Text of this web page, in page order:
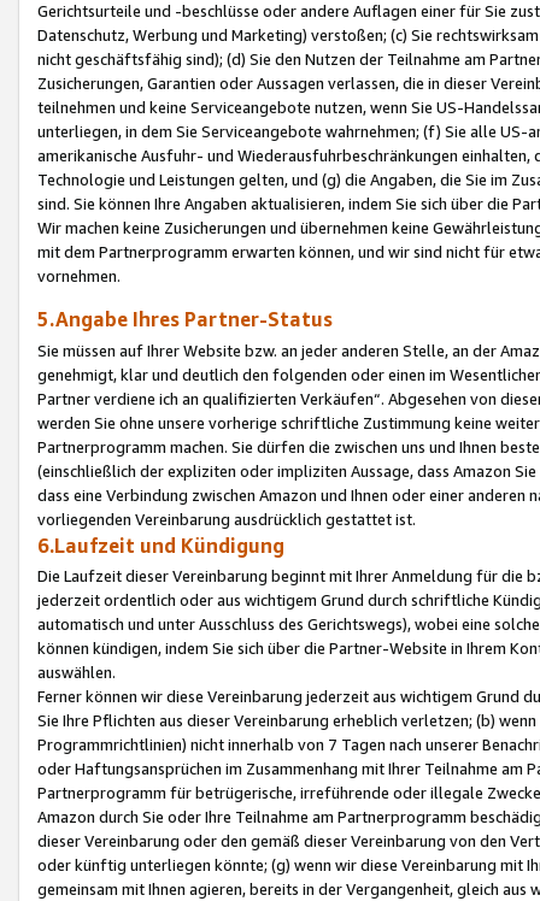
Gerichtsurteile und -beschlüsse oder andere Auflagen einer für Sie
Datenschutz, Werbung und Marketing) verstoßen; (c) Sie
nicht geschäftsfähig sind); (d) Sie den Nutzen der Teilnahme am
Zusicherungen, Garantien oder Aussagen verlassen, die in dieser
teilnehmen und keine Serviceangebote nutzen, wenn Sie US-
unterliegen, in dem Sie Serviceangebote wahrnehmen; (f) Sie alle
amerikanische Ausfuhr- und Wiederausfuhrbeschränkungen
Technologie und Leistungen gelten, und (g) die Angaben, die Sie im
sind. Sie können Ihre Angaben aktualisieren, indem Sie sich über die
Wir machen keine Zusicherungen und übernehmen keine
mit dem Partnerprogramm erwarten können, und wir sind nicht für
vornehmen.
5.Angabe Ihres Partner-Status
Sie müssen auf Ihrer Website bzw. an jeder anderen Stelle, an der
genehmigt, klar und deutlich den folgenden oder einen im
Partner verdiene ich an qualifizierten Verkäufen“. Abgesehen von
werden Sie ohne unsere vorherige schriftliche Zustimmung keine
Partnerprogramm machen. Sie dürfen die zwischen uns und Ihnen
(einschließlich der expliziten oder impliziten Aussage, dass Amazon
dass eine Verbindung zwischen Amazon und Ihnen oder einer
vorliegenden Vereinbarung ausdrücklich gestattet ist.
6.Laufzeit und Kündigung
Die Laufzeit dieser Vereinbarung beginnt mit Ihrer Anmeldung für die
jederzeit ordentlich oder aus wichtigem Grund durch schriftliche
automatisch und unter Ausschluss des Gerichtswegs), wobei eine
können kündigen, indem Sie sich über die Partner-Website in Ihrem
auswählen.
Ferner können wir diese Vereinbarung jederzeit aus wichtigem Grund
Sie Ihre Pflichten aus dieser Vereinbarung erheblich verletzen; (b)
Programmrichtlinien) nicht innerhalb von 7 Tagen nach unserer
oder Haftungsansprüchen im Zusammenhang mit Ihrer Teilnahme am
Partnerprogramm für betrügerische, irreführende oder illegale
Amazon durch Sie oder Ihre Teilnahme am Partnerprogramm
dieser Vereinbarung oder den gemäß dieser Vereinbarung von den
oder künftig unterliegen könnte; (g) wenn wir diese Vereinbarung mit
gemeinsam mit Ihnen agieren, bereits in der Vergangenheit, gleich